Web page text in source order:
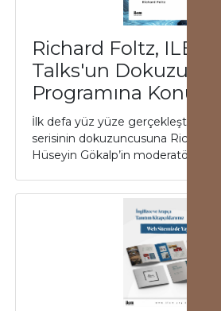
Richard Foltz, ILEM
Talks'un Dokuzuncu
Programına Konuk
İlk defa yüz yüze gerçekleştirilen
serisinin dokuzuncusuna Richard
Hüseyin Gökalp’in